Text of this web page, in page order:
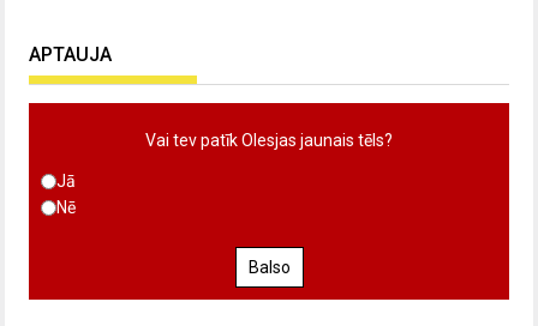
APTAUJA
Vai tev patīk Olesjas jaunais tēls?
Jā
Nē
Balso